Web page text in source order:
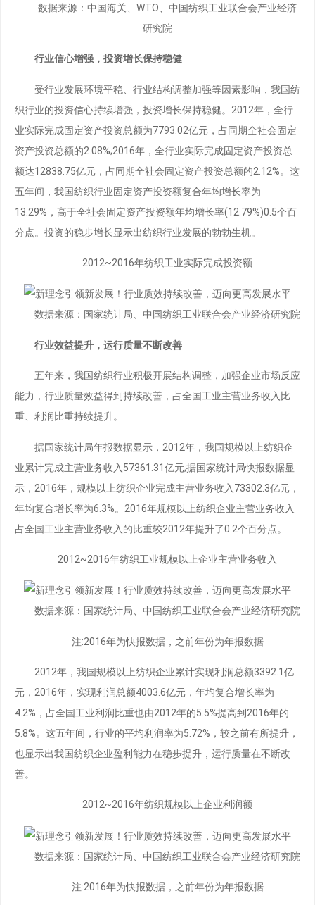
数据来源：中国海关、WTO、中国纺织工业联合会产业经济
研究院
行业信心增强，投资增长保持稳健
受行业发展环境平稳、行业结构调整加强等因素影响，我国纺
织行业的投资信心持续增强，投资增长保持稳健。2012年，全行
业实际完成固定资产投资总额为7793.02亿元，占同期全社会固定
资产投资总额的2.08%;2016年，全行业实际完成固定资产投资总
额达12838.75亿元，占同期全社会固定资产投资总额的2.12%。这
五年间，我国纺织行业固定资产投资额复合年均增长率为
13.29%，高于全社会固定资产投资额年均增长率(12.79%)0.5个百
分点。投资的稳步增长显示出纺织行业发展的勃勃生机。
2012~2016年纺织工业实际完成投资额
数据来源：国家统计局、中国纺织工业联合会产业经济研究院
行业效益提升，运行质量不断改善
五年来，我国纺织行业积极开展结构调整，加强企业市场反应
能力，行业质量效益得到持续改善，占全国工业主营业务收入比
重、利润比重持续提升。
据国家统计局年报数据显示，2012年，我国规模以上纺织企
业累计完成主营业务收入57361.31亿元;据国家统计局快报数据显
示，2016年，规模以上纺织企业完成主营业务收入73302.3亿元，
年均复合增长率为6.3%。2016年规模以上纺织企业主营业务收入
占全国工业主营业务收入的比重较2012年提升了0.2个百分点。
2012~2016年纺织工业规模以上企业主营业务收入
数据来源：国家统计局、中国纺织工业联合会产业经济研究院
注:2016年为快报数据，之前年份为年报数据
2012年，我国规模以上纺织企业累计实现利润总额3392.1亿
元，2016年，实现利润总额4003.6亿元，年均复合增长率为
4.2%，占全国工业利润比重也由2012年的5.5%提高到2016年的
5.8%。这五年间，行业的平均利润率为5.72%，较之前有所提升，
也显示出我国纺织企业盈利能力在稳步提升，运行质量在不断改
善。
2012~2016年纺织规模以上企业利润额
数据来源：国家统计局、中国纺织工业联合会产业经济研究院
注:2016年为快报数据，之前年份为年报数据